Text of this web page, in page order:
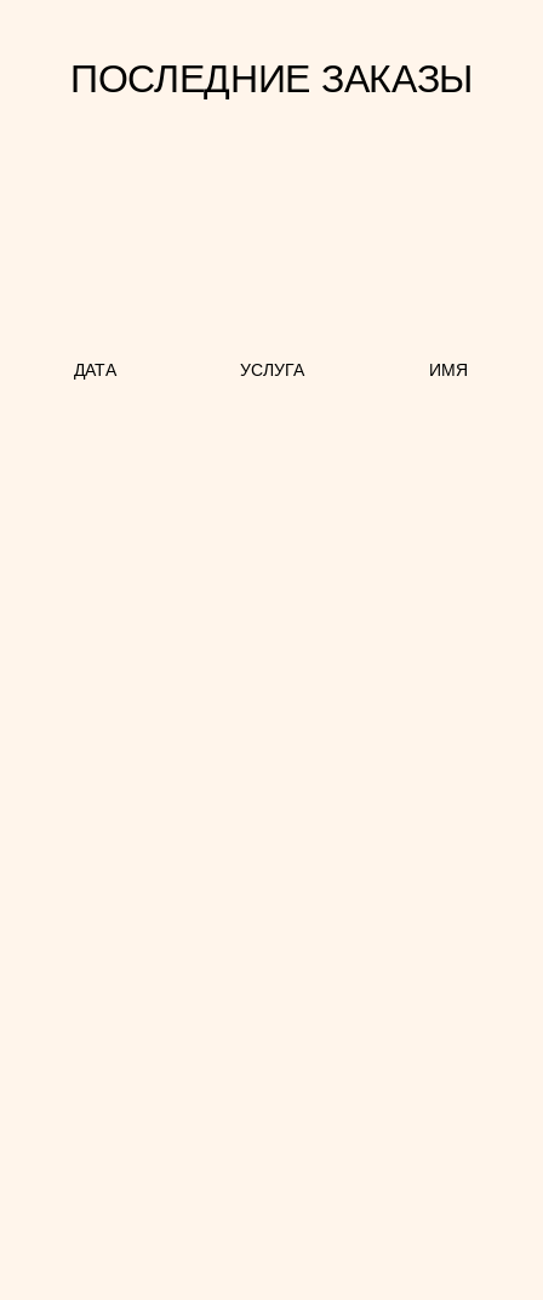
ПОСЛЕДНИЕ ЗАКАЗЫ
ДАТА УСЛУГА ИМЯ